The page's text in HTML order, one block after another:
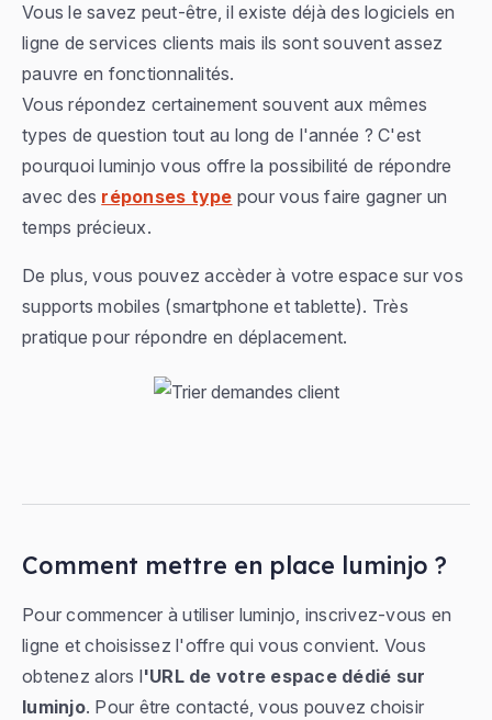
Vous le savez peut-être, il existe déjà des logiciels en
ligne de services clients mais ils sont souvent assez
pauvre en fonctionnalités.
Vous répondez certainement souvent aux mêmes
types de question tout au long de l'année ? C'est
pourquoi luminjo vous offre la possibilité de répondre
avec des réponses type pour vous faire gagner un
temps précieux.
De plus, vous pouvez accèder à votre espace sur vos
supports mobiles (smartphone et tablette). Très
pratique pour répondre en déplacement.
Comment mettre en place luminjo ?
Pour commencer à utiliser luminjo, inscrivez-vous en
ligne et choisissez l'offre qui vous convient. Vous
obtenez alors l'URL de votre espace dédié sur
luminjo. Pour être contacté, vous pouvez choisir